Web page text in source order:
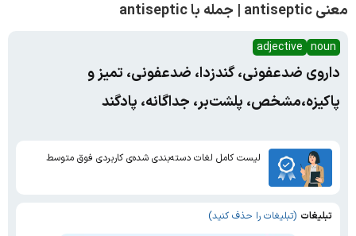
معنی antiseptic | جمله با antiseptic
noun
adjective
داروی ضدعفونی، گندزدا، ضدعفونی، تمیز و
پاکیزه،مشخص، پلشت‌بر، جداگانه، پادگند
لیست کامل لغات دسته‌بندی شده‌ی کاربردی فوق متوسط
تبلیغات (تبلیغات را حذف کنید)